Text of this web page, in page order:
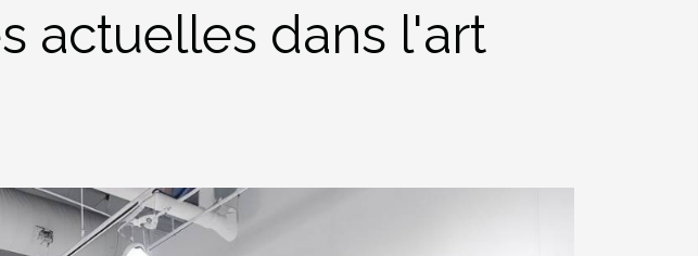
actuelles dans l'art